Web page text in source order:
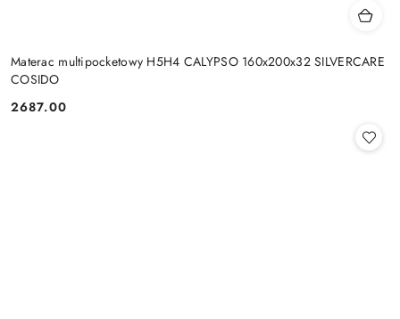
Materac multipocketowy H5H4 CALYPSO 160x200x32 SILVERCARE
COSIDO
Cena:
2687.00